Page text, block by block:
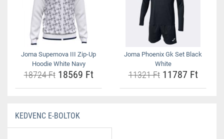
Joma Supernova III Zip-Up
Hoodie White Navy
18724 Ft18569 Ft
Joma Phoenix Gk Set Black
White
11321 Ft11787 Ft
KEDVENC E-BOLTOK